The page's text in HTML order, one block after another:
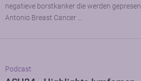
negatieve borstkanker die werden
Antonio Breast Cancer …
Podcast